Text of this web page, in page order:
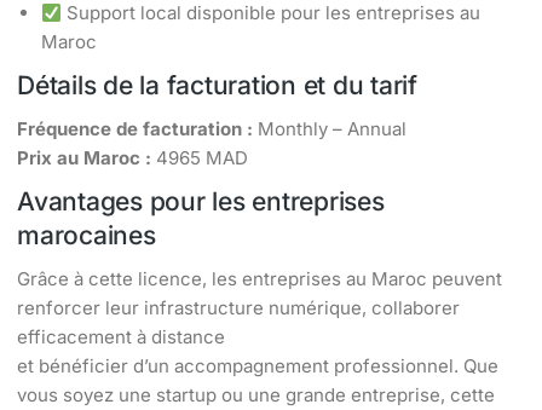
Support local disponible pour les entreprises au
Maroc
Détails de la facturation et du tarif
Fréquence de facturation : Monthly – Annual
Prix au Maroc : 4965 MAD
Avantages pour les entreprises
marocaines
Grâce à cette licence, les entreprises au Maroc peuvent
renforcer leur infrastructure numérique, collaborer
efficacement à distance
et bénéficier d’un accompagnement professionnel. Que
vous soyez une startup ou une grande entreprise, cette